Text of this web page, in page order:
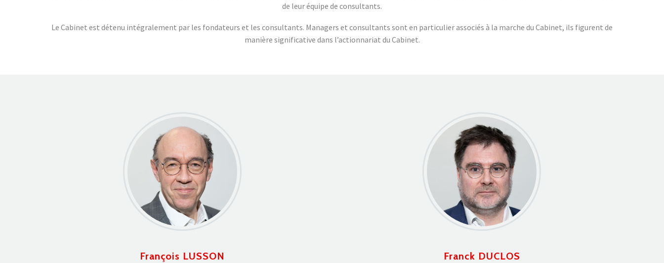
de leur équipe de consultants.
Le Cabinet est détenu intégralement par les fondateurs et les consultants. Managers et consultants sont en particulier associés à la marche du Cabinet, ils figurent de
manière significative dans l’actionnariat du Cabinet.
François LUSSON Franck DUCLOS